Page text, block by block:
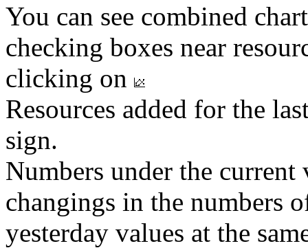
You can see combined
checking boxes near
clicking on
Resources added for the
sign.
Numbers under the
changings in the numbers
yesterday values at the